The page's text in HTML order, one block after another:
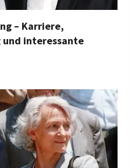
– Karriere,
und interessante